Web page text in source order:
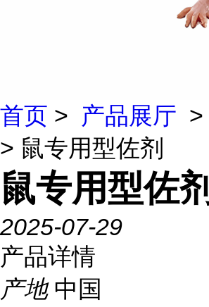
首页 > 产品展厅 >
> 鼠专用型佐剂
鼠专用型佐剂
2025-07-29
产品详情
产地 中国